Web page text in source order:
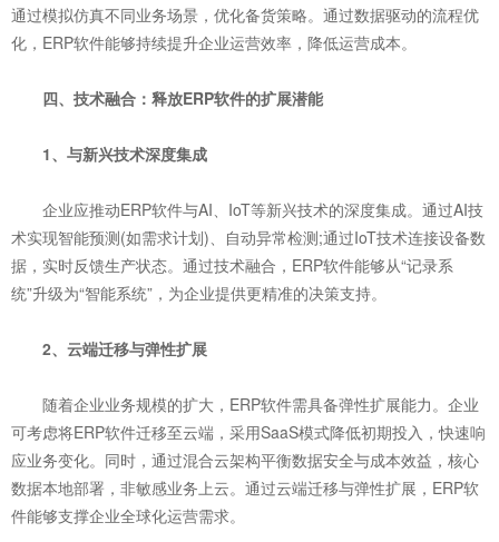
通过模拟仿真不同业务场景，优化备货策略。通过数据驱动的流程优
化，ERP软件能够持续提升企业运营效率，降低运营成本。
四、技术融合：释放ERP软件的扩展潜能
1、与新兴技术深度集成
企业应推动ERP软件与AI、IoT等新兴技术的深度集成。通过AI技
术实现智能预测(如需求计划)、自动异常检测;通过IoT技术连接设备数
据，实时反馈生产状态。通过技术融合，ERP软件能够从“记录系
统”升级为“智能系统”，为企业提供更精准的决策支持。
2、云端迁移与弹性扩展
随着企业业务规模的扩大，ERP软件需具备弹性扩展能力。企业
可考虑将ERP软件迁移至云端，采用SaaS模式降低初期投入，快速响
应业务变化。同时，通过混合云架构平衡数据安全与成本效益，核心
数据本地部署，非敏感业务上云。通过云端迁移与弹性扩展，ERP软
件能够支撑企业全球化运营需求。